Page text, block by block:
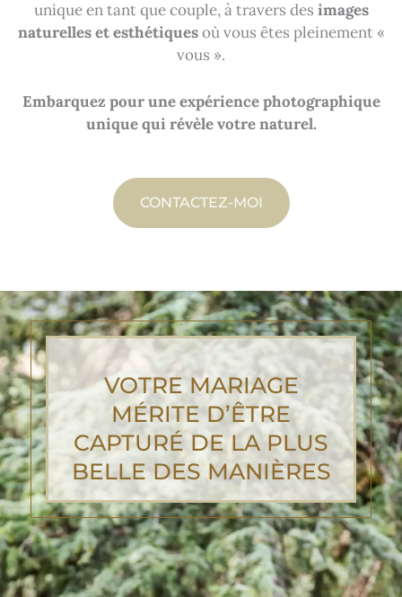
unique en tant que couple, à travers des images
naturelles et esthétiquesoù vous êtes pleinement «
vous ».
Embarquez pour une expérience photographique
unique qui révèle votre naturel.
CONTACTEZ-MOI
VOTRE MARIAGE
MÉRITE D’ÊTRE
CAPTURÉ DE LA PLUS
BELLE DES MANIÈRES